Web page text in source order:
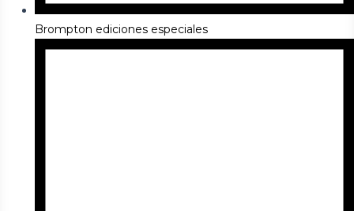
Brompton ediciones especiales